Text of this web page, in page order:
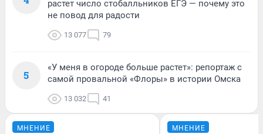
растет число стобалльников ЕГЭ — почему это
не повод для радости
13 077 79
5
«У меня в огороде больше растет»: репортаж с
самой провальной «Флоры» в истории Омска
13 032 41
МНЕНИЕ МНЕНИЕ